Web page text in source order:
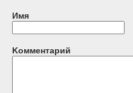
Имя
Kомментарий